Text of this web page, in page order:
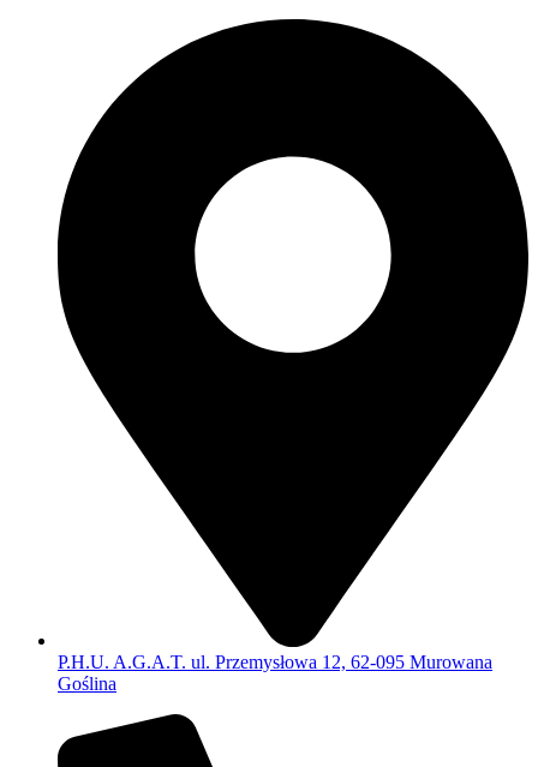
P.H.U. A.G.A.T. ul. Przemysłowa 12, 62-095 Murowana
Goślina